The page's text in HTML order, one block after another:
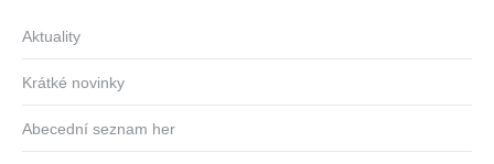
Aktuality
Krátké novinky
Abecední seznam her